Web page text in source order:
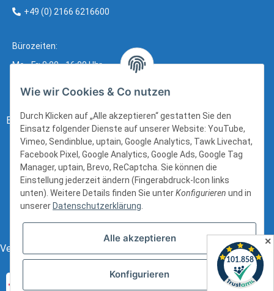
+49 (0) 2166 6216600
Bürozeiten:
Mo - Fr: 8:00 - 16:00 Uhr
Bezahlung:
Versand:
Wie wir Cookies & Co nutzen
Durch Klicken auf „Alle akzeptieren“ gestatten Sie den
Einsatz folgender Dienste auf unserer Website: YouTube,
Vimeo, Sendinblue, uptain, Google Analytics, Tawk Livechat,
Facebook Pixel, Google Analytics, Google Ads, Google Tag
Manager, uptain, Brevo, ReCaptcha. Sie können die
Einstellung jederzeit ändern (Fingerabdruck-Icon links
unten). Weitere Details finden Sie unterKonfigurieren und in
unserer Datenschutzerklärung.
Alle akzeptieren
Konfigurieren
✕